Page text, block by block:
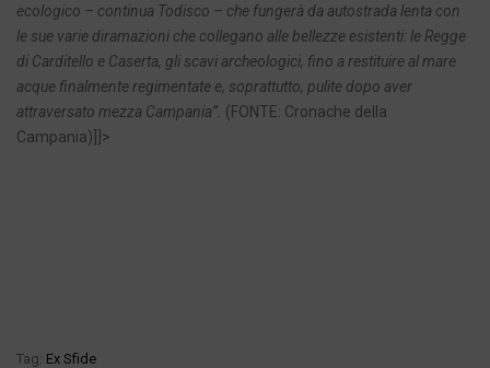
ecologico – continua Todisco – che fungerà da autostrada lenta con
le sue varie diramazioni che collegano alle bellezze esistenti: le Regge
di Carditello e Caserta, gli scavi archeologici, fino a restituire al mare
acque finalmente regimentate e, soprattutto, pulite dopo aver
attraversato mezza Campania”. (FONTE: Cronache della
Campania)]]>
Tag: Ex Sfide